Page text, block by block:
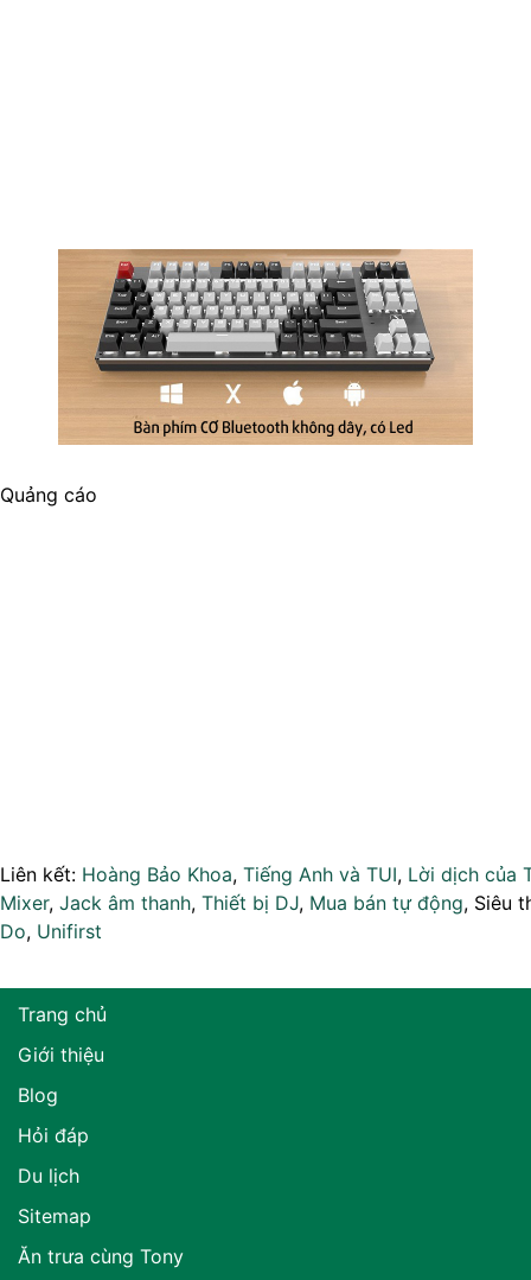
Quảng cáo
Liên kết: Hoàng Bảo Khoa, Tiếng Anh và TUI, Lời dịch của
Mixer, Jack âm thanh, Thiết bị DJ, Mua bán tự động, Siêu
Do, Unifirst
Trang chủ
Giới thiệu
Blog
Hỏi đáp
Du lịch
Sitemap
Ăn trưa cùng Tony